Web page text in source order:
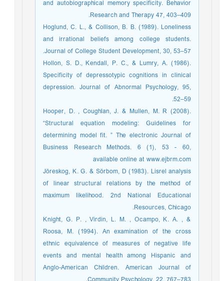
and autobiographical memory specificity. Behavior
Research and Therapy 47, 403–409.
Hoglund, C. L., & Collison, B. B. (1989). Loneliness
and irrational beliefs among college students.
Journal of College Student Development, 30, 53–57.
Hollon, S. D., Kendall, P. C., & Lumry, A. (1986).
Specificity of depressotypic cognitions in clinical
depression. Journal of Abnormal Psychology, 95,
52–59.
Hooper, D. , Coughlan, J. & Mullen, M. R (2008).
“Structural equation modeling: Guidelines for
determining model fit. ” The electronic Journal of
Business Research Methods. 6 (1), 53 - 60,
available online at www.ejbrm.com
Jöreskog, K. G. & Sörbom, D (1983). Lisrel analysis
of linear structural relations by the method of
maximum likelihood. 2nd National Educational
Resources, Chicago.
Knight, G. P. , Virdin, L. M. , Ocampo, K. A. , &
Roosa, M. (1994). An examination of the cross
ethnic equivalence of measures of negative life
events and mental health among Hispanic and
Anglo-American Children. American Journal of